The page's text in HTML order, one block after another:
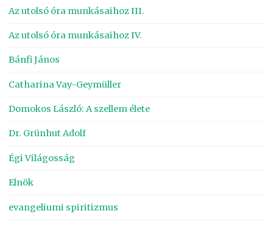
Az utolsó óra munkásaihoz III.
Az utolsó óra munkásaihoz IV.
Bánfi János
Catharina Vay-Geymüller
Domokos László: A szellem élete
Dr. Grünhut Adolf
Égi Világosság
Elnök
evangeliumi spiritizmus